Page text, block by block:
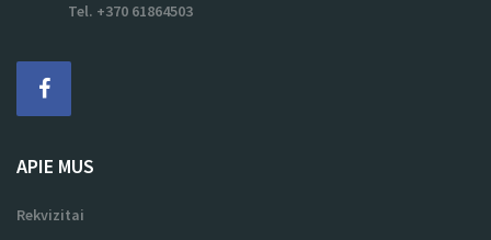
Tel. +370 61864503
APIE MUS
Rekvizitai